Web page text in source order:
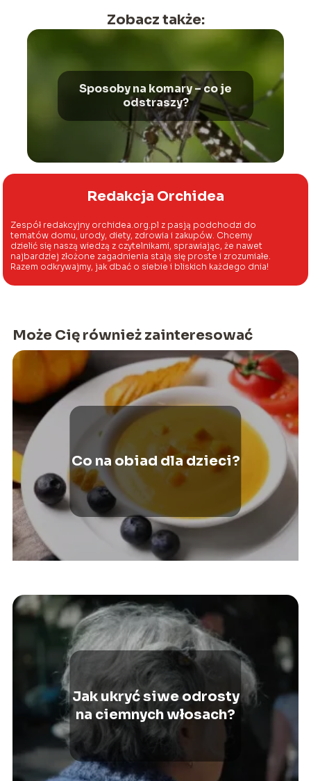
Zobacz także:
Sposoby na komary – co je
odstraszy?
Redakcja Orchidea
Zespół redakcyjny orchidea.org.pl z pasją podchodzi do
tematów domu, urody, diety, zdrowia i zakupów. Chcemy
dzielić się naszą wiedzą z czytelnikami, sprawiając, że nawet
najbardziej złożone zagadnienia stają się proste i zrozumiałe.
Razem odkrywajmy, jak dbać o siebie i bliskich każdego dnia!
Może Cię również zainteresować
Co na obiad dla dzieci?
Jak ukryć siwe odrosty
na ciemnych włosach?